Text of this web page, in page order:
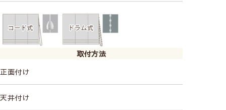
取付方法
正面付け
天井付け